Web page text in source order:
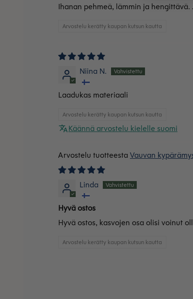
Ihanan pehmeä, lämmin ja
Arvostelu kerätty kaupan kutsun kautta
Niina N.
Laadukas materiaali
Arvostelu kerätty kaupan kutsun kautta
Käännä arvostelu kielelle suomi
Vauvan
Linda
Hyvä ostos
Hyvä ostos, kasvojen osa olisi voinut
Arvostelu kerätty kaupan kutsun kautta